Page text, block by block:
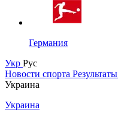
Германия
Укр Рус
Новости спорта Результаты
Украина
Украина